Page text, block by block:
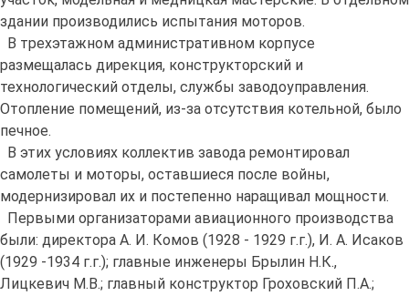
здании производились испытания моторов.
В трехэтажном административном корпусе
размещалась дирекция, конструкторский и
технологический отделы, службы заводоуправления.
Отопление помещений, из-за отсутствия котельной, было
печное.
В этих условиях коллектив завода ремонтировал
самолеты и моторы, оставшиеся после войны,
модернизировал их и постепенно наращивал мощности.
Первыми организаторами авиационного производства
были: директора А. И. Комов (1928 - 1929 г.г.), И. А. Исаков
(1929 -1934 г.г.); главные инженеры Брылин Н.К.,
Лицкевич М.В.; главный конструктор Гроховский П.А.;